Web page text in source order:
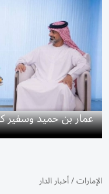
عمار بن حميد وسفير
الإمارات/أخبار الدار